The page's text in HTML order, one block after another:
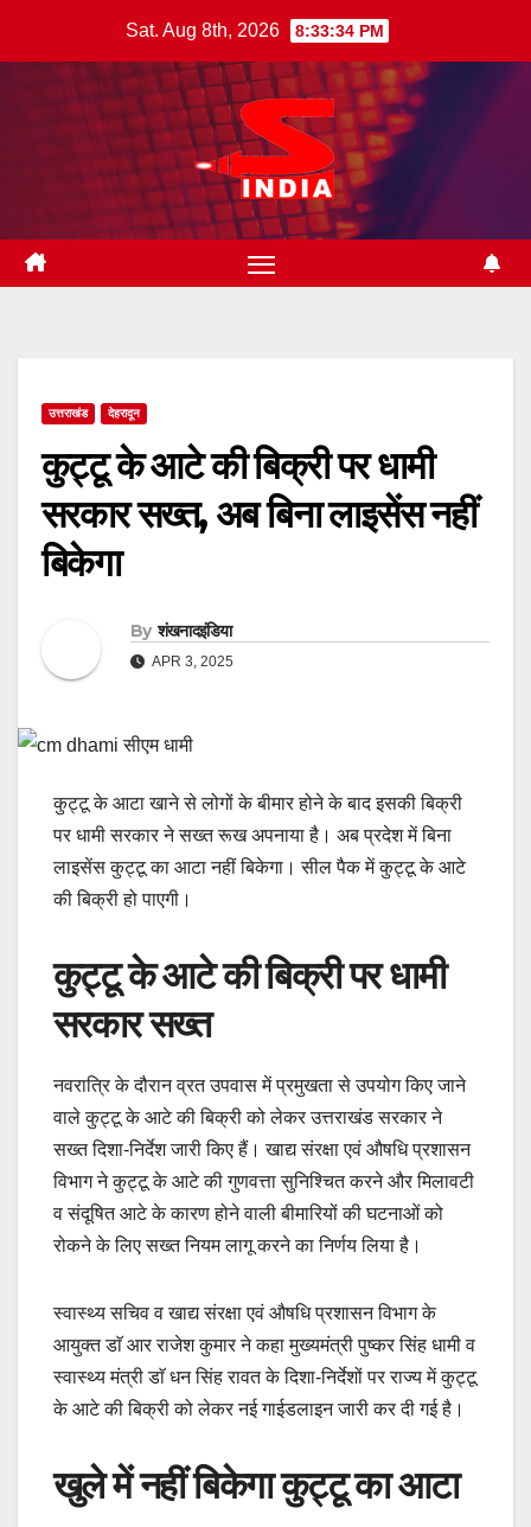
Sat. Aug 8th, 2026 8:33:35 PM
उत्तराखंड देहरादून
कुट्टू के आटे की बिक्री पर धामी
सरकार सख्त, अब बिना लाइसेंस नहीं
बिकेगा
By शंखनादइंडिया
APR 3, 2025
कुट्टू के आटा खाने से लोगों के बीमार होने के बाद इसकी बिक्री
पर धामी सरकार ने सख्त रूख अपनाया है। अब प्रदेश में बिना
लाइसेंस कुट्टू का आटा नहीं बिकेगा। सील पैक में कुट्टू के आटे
की बिक्री हो पाएगी।
कुट्टू के आटे की बिक्री पर धामी
सरकार सख्त
नवरात्रि के दौरान व्रत उपवास में प्रमुखता से उपयोग किए जाने
वाले कुट्टू के आटे की बिक्री को लेकर उत्तराखंड सरकार ने
सख्त दिशा-निर्देश जारी किए हैं। खाद्य संरक्षा एवं औषधि प्रशासन
विभाग ने कुट्टू के आटे की गुणवत्ता सुनिश्चित करने और मिलावटी
व संदूषित आटे के कारण होने वाली बीमारियों की घटनाओं को
रोकने के लिए सख्त नियम लागू करने का निर्णय लिया है।
स्वास्थ्य सचिव व खाद्य संरक्षा एवं औषधि प्रशासन विभाग के
आयुक्त डाॅ आर राजेश कुमार ने कहा मुख्यमंत्री पुष्कर सिंह धामी व
स्वास्थ्य मंत्री डाॅ धन सिंह रावत के दिशा-निर्देशों पर राज्य में कुट्टू
के आटे की बिक्री को लेकर नई गाईडलाइन जारी कर दी गई है।
खुले में नहीं बिकेगा कुट्टू का आटा